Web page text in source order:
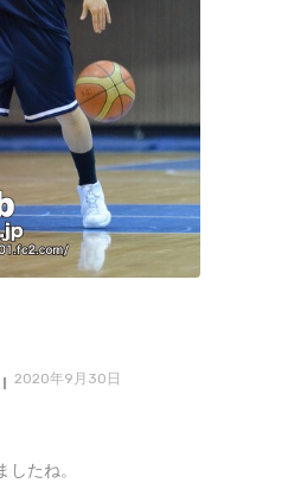
2020年9月30日
たね。